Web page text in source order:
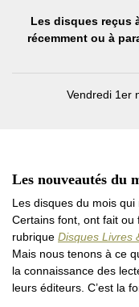
Les disques reçus
récemment ou à
Vendredi 1er
Les nouveautés du
Les disques du mois
Certains font, ont fait ou
rubrique Disques Livres
Mais nous tenons à ce
la connaissance des
leurs éditeurs. C’est la